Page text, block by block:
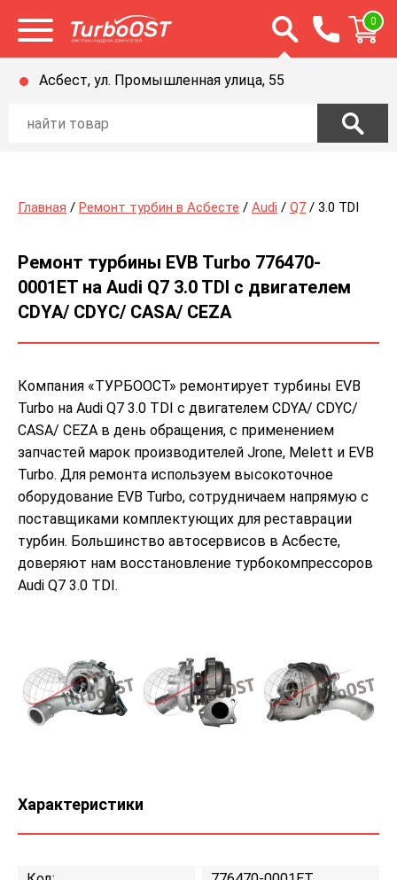
Открыть меню Открыть строку
0
Асбест, ул. Промышленная улица, 55
Главная / Ремонт турбин в Асбесте / Audi / Q7 / 3.0 TDI
Ремонт турбины EVB Turbo 776470-
0001ET на Audi Q7 3.0 TDI с двигателем
CDYA/ CDYC/ CASA/ CEZA
Компания «ТУРБООСТ» ремонтирует турбины EVB
Turbo на Audi Q7 3.0 TDI с двигателем CDYA/ CDYC/
CASA/ CEZA в день обращения, с применением
запчастей марок производителей Jrone, Melett и EVB
Turbo. Для ремонта используем высокоточное
оборудование EVB Turbo, сотрудничаем напрямую с
поставщиками комплектующих для реставрации
турбин. Большинство автосервисов в Асбесте,
доверяют нам восстановление турбокомпрессоров
Audi Q7 3.0 TDI.
Характеристики